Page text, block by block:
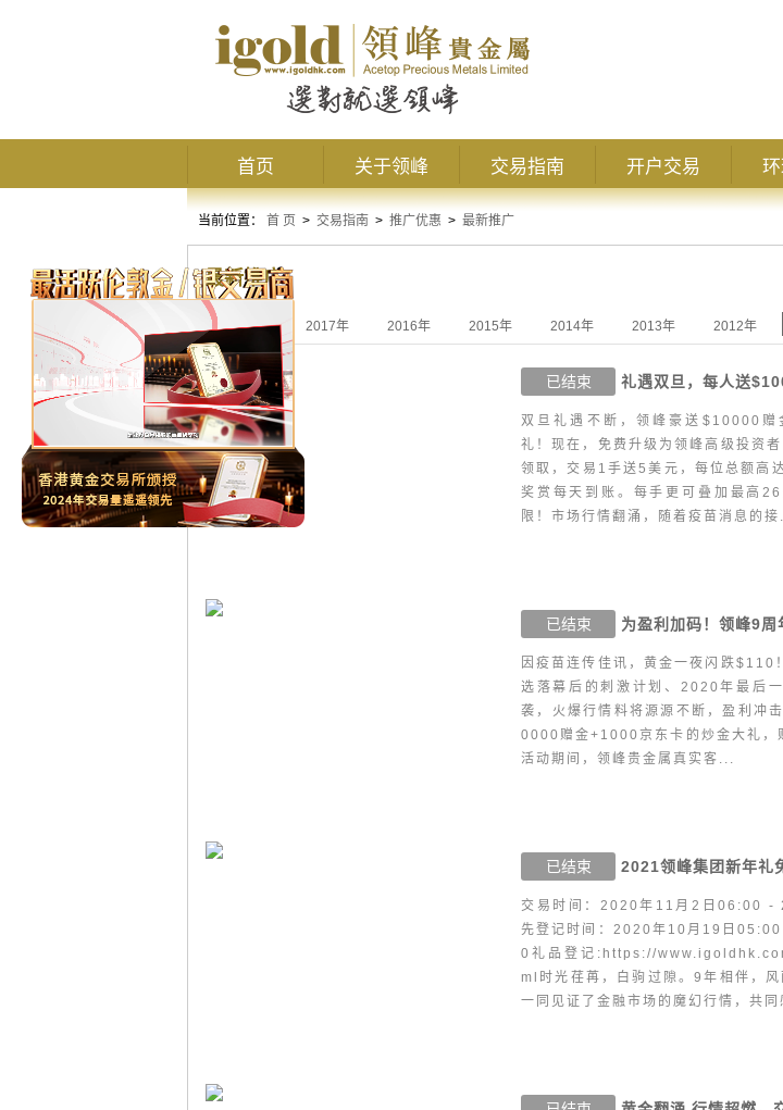
首页 关于领峰 交易指南 开户交易
当前位置： 首 页 > 交易指南 > 推广优惠 > 最新推广
最新推广
全部 2017年 2016年 2015年 2014年 2013年 2012年
已结束 礼遇双旦，每人送
双旦礼遇不断，领峰豪送$10000
礼！现在，免费升级为领峰高级投资
领取，交易1手送5美元，每位总额高
奖赏每天到账。每手更可叠加最高
限！市场行情翻涌，随着疫苗消息的
已结束 为盈利加码！领峰9
因疫苗连传佳讯，黄金一夜闪跌$110
选落幕后的刺激计划、2020年最后
袭，火爆行情料将源源不断，盈利冲
0000赠金+1000京东卡的炒金大礼，
活动期间，领峰贵金属真实客...
已结束 2021领峰集团新年礼
交易时间：2020年11月2日06:00 -
先登记时间：2020年10月19日
0礼品登记:https://
ml时光荏苒，白驹过隙。9年相伴，
一同见证了金融市场的魔幻行情，共